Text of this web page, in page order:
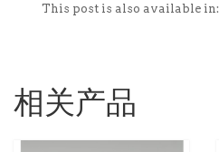
This post is also available in:
相关产品